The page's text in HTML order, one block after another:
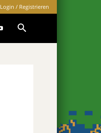
Login / Registrieren